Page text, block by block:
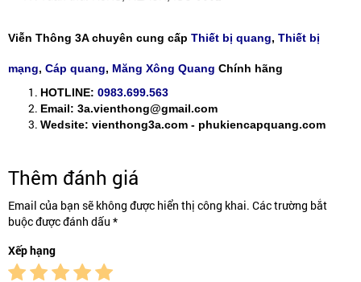
Viễn Thông 3A chuyên cung cấp Thiết bị quang, Thiết bị
mạng, Cáp quang, Măng Xông Quang Chính hãng
HOTLINE: 0983.699.563
Email: 3a.vienthong@gmail.com
Wedsite: vienthong3a.com - phukiencapquang.com
Thêm đánh giá
Email của bạn sẽ không được hiển thị công khai. Các trường bắt
buộc được đánh dấu *
Xếp hạng